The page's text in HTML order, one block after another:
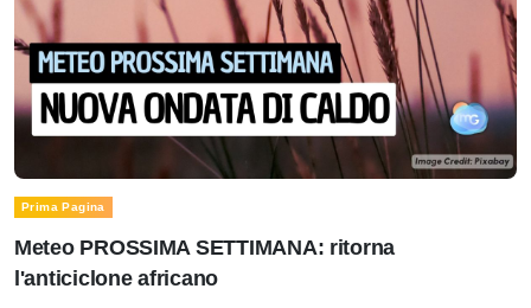
Prima Pagina
Meteo PROSSIMA SETTIMANA: ritorna
l'anticiclone africano